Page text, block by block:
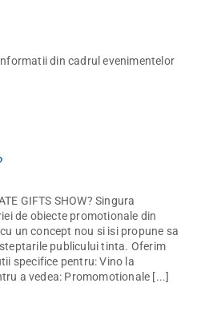
din cadrul evenimentelor
GIFTS SHOW? Singura
de obiecte promotionale din
un concept nou si isi propune sa
publicului tinta. Oferim
specifice pentru: Vino la
a vedea: Promomotionale [...]